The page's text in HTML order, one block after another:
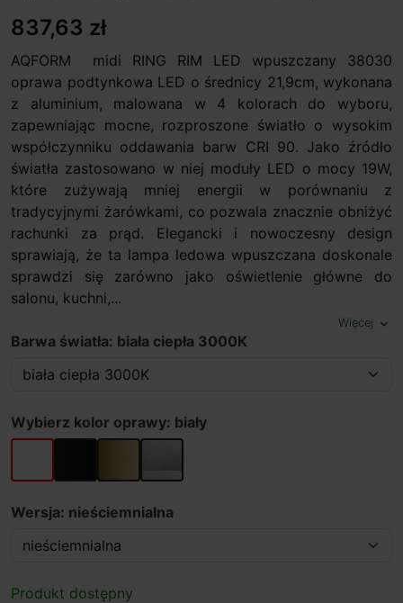
837,63 zł
AQFORM midi RING RIM LED wpuszczany 38030
oprawa podtynkowa LED o średnicy 21,9cm, wykonana
z aluminium, malowana w 4 kolorach do wyboru,
zapewniając mocne, rozproszone światło o wysokim
współczynniku oddawania barw CRI 90. Jako źródło
światła zastosowano w niej moduły LED o mocy 19W,
które zużywają mniej energii w porównaniu z
tradycyjnymi żarówkami, co pozwala znacznie obniżyć
rachunki za prąd. Elegancki i nowoczesny design
sprawiają, że ta lampa ledowa wpuszczana doskonale
sprawdzi się zarówno jako oświetlenie główne do
salonu, kuchni,...
Więcej expand_more
Barwa światła: biała ciepła 3000K
Wybierz kolor oprawy: biały
biały czarnyzłoty szary
Wersja: nieściemnialna
Produkt dostępny